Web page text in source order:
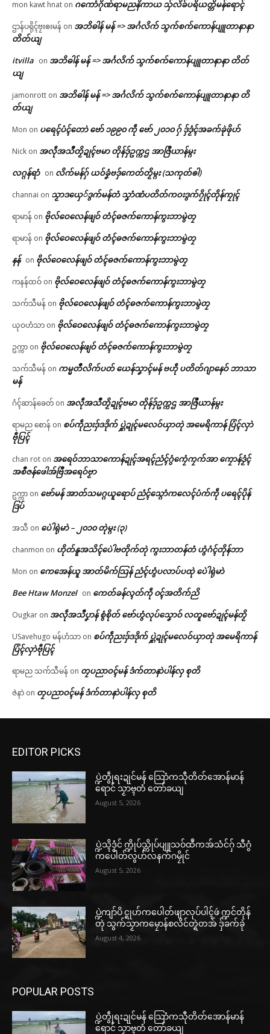
mon kawt hnat on ဂကောံဂိုဏ်ရာမညနိကာယ သှ်လိခ်ပရိယတ္တိမန်ရောၚ်
ဌာန်ပရိုၚ်ဗၠးၜးမန် on အဘိဓါန် မန် => အၚ်္ဂလိက် သွက်စက်ကောန်ပျူတာနာနာ
တိတ်ယျ
itvilla on အဘိဓါန် မန် => အၚ်္ဂလိက် သွက်စက်ကောန်ပျူတာနာနာ တိတ်
ယျ
jamonrott on အဘိဓါန် မန် => အၚ်္ဂလိက် သွက်စက်ကောန်ပျူတာနာနာ တိ
တ်ယျ
Mon on ပရေၚ်ပံၚ်တောဲ ဗော် ၁၉၉၀ ကဵု ဗော် ၂၀၁၀ ဂှ် ဒှ်ဒၟံၚ်အခက်ခုဲဖိုဟ်
Nick on အလဵုအသဳတၟိဍုၚ်ဗမာ တိုန်ဒှ်ဥက္ကဌ အာဇြဳယာန်မ္ဂး
လဂ္ဂန်ရာံ on လိက်မန်ဂှ် ယဝ်ခၞံဗဒှ်ကေတ်တၟိမ္ဂး (သကုတ်ၜါ)
channai on သၟာဒယှေ်ဒွက်မန်တံ သၞာံဏံပတိတ်ကဝးဒွက်ဂၠိုၚ်တိုန်ကၠုၚ်
ရာမာန် on ဗိုလ်ဝေလေန်ဖျဝ် တံၚ်ဓဇက်ကောန်ကွးဘာမွဲတၠ
ရာမာန် on ဗိုလ်ဝေလေန်ဖျဝ် တံၚ်ဓဇက်ကောန်ကွးဘာမွဲတၠ
နန် on ဗိုလ်ဝေလေန်ဖျဝ် တံၚ်ဓဇက်ကောန်ကွးဘာမွဲတၠ
ကနန်ထဝ် on ဗိုလ်ဝေလေန်ဖျဝ် တံၚ်ဓဇက်ကောန်ကွးဘာမွဲတၠ
သက်သီမန် on ဗိုလ်ဝေလေန်ဖျဝ် တံၚ်ဓဇက်ကောန်ကွးဘာမွဲတၠ
ယုဝဟံသာ on ဗိုလ်ဝေလေန်ဖျဝ် တံၚ်ဓဇက်ကောန်ကွးဘာမွဲတၠ
ဥက္ကာ on ဗိုလ်ဝေလေန်ဖျဝ် တံၚ်ဓဇက်ကောန်ကွးဘာမွဲတၠ
သက်သီမန် on ကမ္မတဳလိက်ပတ် ယေန်သၞာၚ်မန် ဗဟဵု ပတိတ်ဂျာနေဝ် ဘာသာ
မန်
ဂံၚ်ဆာန်ခေတ် on အလဵုအသဳတၟိဍုၚ်ဗမာ တိုန်ဒှ်ဥက္ကဌ အာဇြဳယာန်မ္ဂး
ရာမည စောန် on စပ်ကဵုညးဒှ်ဒဒိုက် ပ္ဋဲဍုၚ်မလေဝ်ယှာတုဲ အမေရိကာန် ပြံၚ်လှာဲ
ဗီုပြၚ်
chan rot on အရေဝ်ဘာသာကောန်ဍုၚ်အရၚ်ညံၚ်ဂွံကၠေံကၠက်အာ ကၠောန်ဒၟံၚ်
အစဳဇန်ဖေါအ်ဗြဳအရေဝ်ဗၟာ
ဥက္ကာ on ဗော်မန် အာတ်သမဂ္ဂယူရောပ် ညံၚ်သ္ဂောံကလေၚ်ပံက်ကဵု ပရေၚ်ပိုန်
ဒြပ်
အသီ on ပေဲါရုဲမာဲ – ၂၀၁၀ တုဲမ္ဂး (၃)
chanmon on ဟိုတ်နူအသိၚ်ပေဲါဗတိုက်တုဲ ကွးဘာတန်တံ ဟွံဂံၚ်တိုန်ဘာ
Mon on ကေအေန်ယူ အာတ်မိက်သြန် ညံၚ်ဟွံပလာပ်ပထုဲ ပေဲါရုဲမာဲ
Bee Htaw Monzel on ကေတ်ခန်လ္ၚတ်ကဵု ၀ၚ်အတိက်ညိ
Ougkar on အလဵုအသဳပၞာန် စွံစိုတ် ဗော်ဟွံလုပ်သၞောဝ် လတူဗော်ဍုၚ်မန်တၟိ
USavehugo မန်ဟံသာ on စပ်ကဵုညးဒှ်ဒဒိုက် ပ္ဋဲဍုၚ်မလေဝ်ယှာတုဲ အမေရိကာန်
ပြံၚ်လှာဲဗီုပြၚ်
ရာမည သက်သီမန် on တၠပညာဝၚ်မန် ဒံက်တာနာဲပါန်လှ စုတိ
ဇဲနာဲ on တၠပညာဝၚ်မန် ဒံက်တာနာဲပါန်လှ စုတိ
EDITOR PICKS
ပ္ဍဲတွဵုရးဍုင်မန် သြောံကသီုတိတ်အောန်မာန်
ရောင် သၟာဗ္ၚတံ တော်ခယျ
August 5, 2026
ပ္ဍဲသ္ၚိဒၟံင် က္ဍိုပ်သ္ကိုပ်ပျူသဝ်ထဳကအ်သံင်ဂှ် သီဂွံ
ကပေါတ်လွဟ်လနက်ဂမၠိုင်
August 5, 2026
ပ္ဍဲကျာ်ပိ င္ရုဟ်ကပေါတ်ဖျာလုပ်ပါၚ်ဖဴ က္ဍင်တိုန်
တုဲ သွက်သၟာကမၠောန်စလိင်တ္ရဲတအ် ဒှ်ခက်ခုဲ
August 4, 2026
POPULAR POSTS
ပ္ဍဲတွဵုရးဍုင်မန် သြောံကသီုတိတ်အောန်မာန်
ရောင် သၟာဗ္ၚတံ တော်ခယျ